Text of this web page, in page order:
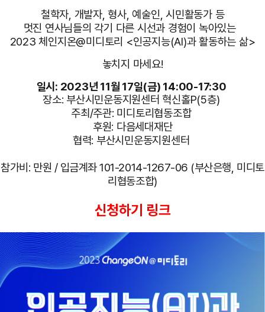
철학자, 개발자, 형사, 예술인, 시민활동가 등
멋진 연사님들의 각기 다른 시선과 경험이 녹아있는
2023 체인지온@미디토리 <인공지능(AI)과 활동하는 삶>
놓치지 마세요!
일시: 2023년 11월 17일(금) 14:00-17:30
장소: 부산시민운동지원센터 혁신홀P(5층)
주최/주관: 미디토리협동조합
후원: 다음세대재단
협력: 부산시민운동지원센터
참가비: 만원 / 입금계좌 101-2014-1267-06 (부산은행, 미디토
리협동조합)
신청하기 링크